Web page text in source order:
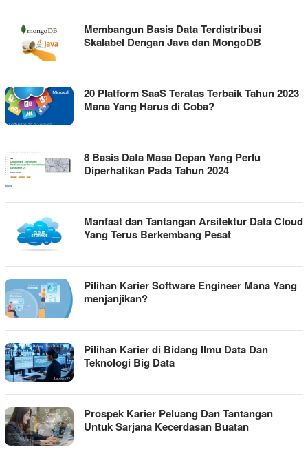
Membangun Basis Data Terdistribusi
Skalabel Dengan Java dan MongoDB
20 Platform SaaS Teratas Terbaik Tahun 2023
Mana Yang Harus di Coba?
8 Basis Data Masa Depan Yang Perlu
Diperhatikan Pada Tahun 2024
Manfaat dan Tantangan Arsitektur Data Cloud
Yang Terus Berkembang Pesat
Pilihan Karier Software Engineer Mana Yang
menjanjikan?
Pilihan Karier di Bidang Ilmu Data Dan
Teknologi Big Data
Prospek Karier Peluang Dan Tantangan
Untuk Sarjana Kecerdasan Buatan